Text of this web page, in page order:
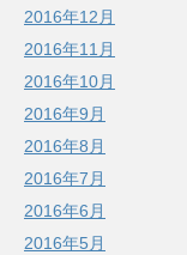
2016年12月
2016年11月
2016年10月
2016年9月
2016年8月
2016年7月
2016年6月
2016年5月